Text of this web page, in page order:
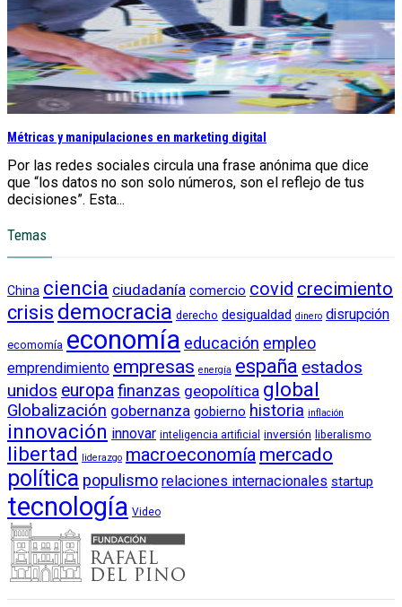
Métricas y manipulaciones en marketing digital
Por las redes sociales circula una frase anónima que dice
que “los datos no son solo números, son el reflejo de tus
decisiones”. Esta...
Temas
China ciencia ciudadanía comercio covid crecimiento
crisis democracia derecho desigualdad dinero disrupción
ecomomía economía educación empleo
emprendimiento empresas energía españa estados
unidos europafinanzas geopolítica global
Globalización gobernanza gobierno historia inflación
innovación innovar inteligencia artificial inversión liberalismo
libertad liderazgo macroeconomía mercado
política populismo relaciones internacionales startup
tecnología Video